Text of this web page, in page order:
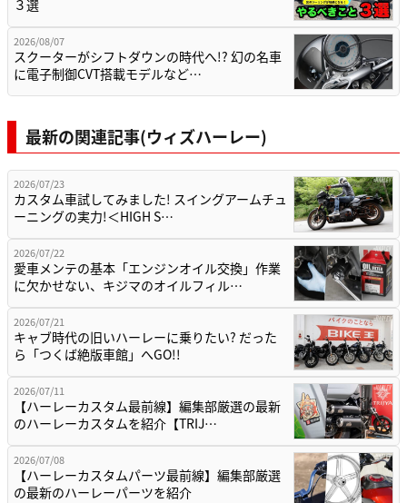
３選
2026/08/07
スクーターがシフトダウンの時代へ!? 幻の名車
に電子制御CVT搭載モデルなど…
最新の関連記事(ウィズハーレー)
2026/07/23
カスタム車試してみました! スイングアームチュ
ーニングの実力!＜HIGH S…
2026/07/22
愛車メンテの基本「エンジンオイル交換」作業
に欠かせない、キジマのオイルフィル…
2026/07/21
キャブ時代の旧いハーレーに乗りたい? だった
ら「つくば絶版車館」へGO!!
2026/07/11
【ハーレーカスタム最前線】編集部厳選の最新
のハーレーカスタムを紹介【TRIJ…
2026/07/08
【ハーレーカスタムパーツ最前線】編集部厳選
の最新のハーレーパーツを紹介